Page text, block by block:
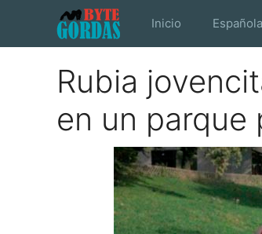
contenido
Inicio
Rubia
en un parque